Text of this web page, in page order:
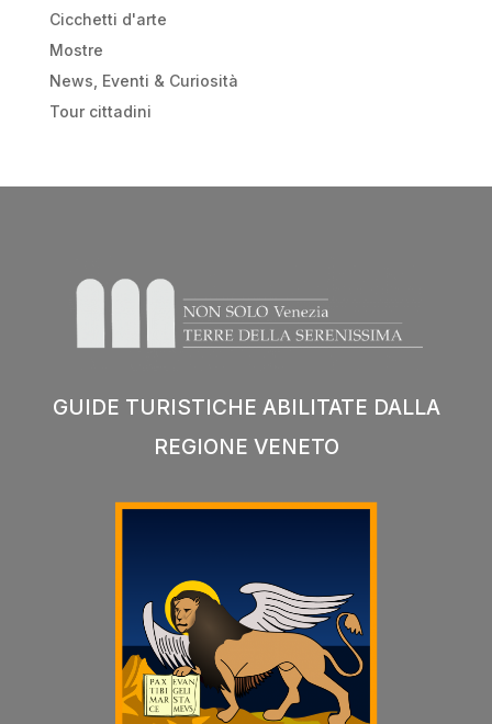
Cicchetti d'arte
Mostre
News, Eventi & Curiosità
Tour cittadini
GUIDE TURISTICHE ABILITATE DALLA
REGIONE VENETO